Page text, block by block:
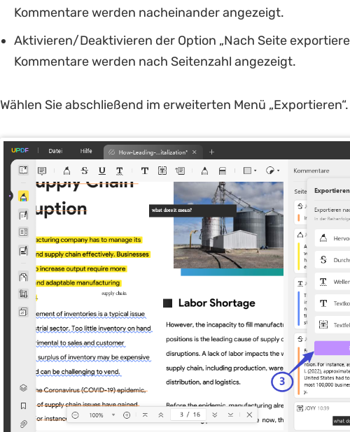
Kommentare werden nacheinander angezeigt.
Aktivieren/Deaktivieren der Option „Nach Seite
Kommentare werden nach Seitenzahl angezeigt.
Wählen Sie abschließend im erweiterten Menü „Exportieren“.